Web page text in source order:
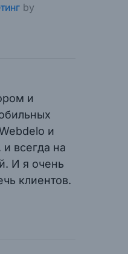
by
и
и
всегда на
И я очень
клиентов.